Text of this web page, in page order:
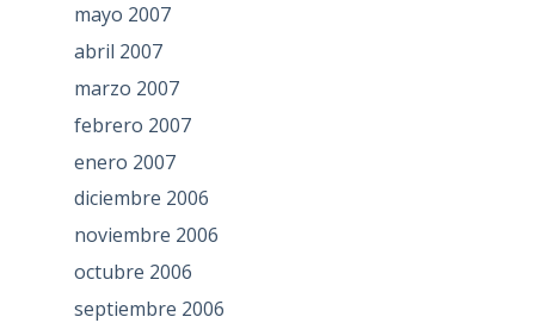
mayo 2007
abril 2007
marzo 2007
febrero 2007
enero 2007
diciembre 2006
noviembre 2006
octubre 2006
septiembre 2006